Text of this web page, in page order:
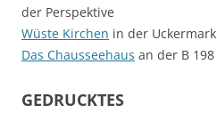
der Perspektive
Wüste Kirchen in der Uckermark
Das Chausseehaus an der B 198
GEDRUCKTES